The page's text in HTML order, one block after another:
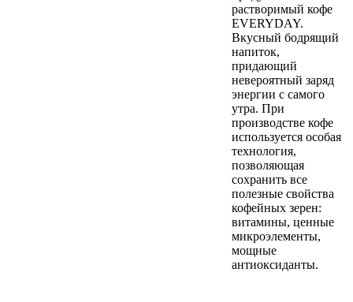
растворимый кофе
EVERYDAY.
Вкусный бодрящий
напиток,
придающий
невероятный заряд
энергии с самого
утра. При
производстве кофе
используется особая
технология,
позволяющая
сохранить все
полезные свойства
кофейных зерен:
витамины, ценные
микроэлементы,
мощные
антиоксиданты.